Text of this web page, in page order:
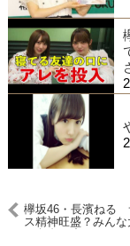
欅坂46・長濱ねる
ス精神旺盛？みんな